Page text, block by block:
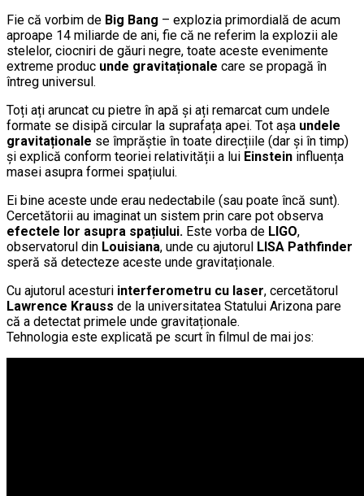
Fie că vorbim de Big Bang – explozia primordială de acum
aproape 14 miliarde de ani, fie că ne referim la explozii ale
stelelor, ciocniri de găuri negre, toate aceste evenimente
extreme produc unde gravitaționale care se propagă în
întreg universul.
Toți ați aruncat cu pietre în apă și ați remarcat cum undele
formate se disipă circular la suprafața apei. Tot așa undele
gravitaționale se împrăștie în toate direcțiile (dar și în timp)
și explică conform teoriei relativității a lui Einstein influența
masei asupra formei spațiului.
Ei bine aceste unde erau nedectabile (sau poate încă sunt).
Cercetătorii au imaginat un sistem prin care pot observa
efectele lor asupra spațiului. Este vorba de LIGO,
observatorul din Louisiana, unde cu ajutorul LISA Pathfinder
speră să detecteze aceste unde gravitaționale.
Cu ajutorul acesturi interferometru cu laser, cercetătorul
Lawrence Krauss de la universitatea Statului Arizona pare
că a detectat primele unde gravitaționale.
Tehnologia este explicată pe scurt în filmul de mai jos: